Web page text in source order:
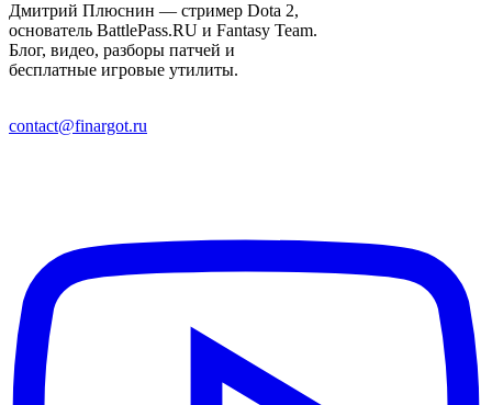
Дмитрий Плюснин — стример Dota 2,
основатель BattlePass.RU и Fantasy Team.
Блог, видео, разборы патчей и
бесплатные игровые утилиты.
contact@finargot.ru